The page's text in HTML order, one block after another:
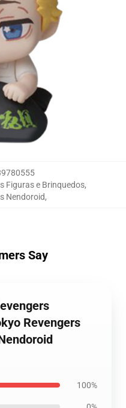
Figuras e Brinquedos,
Nendoroid,
Say
Revengers
100%